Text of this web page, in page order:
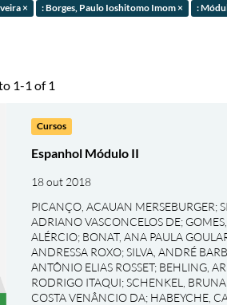
× : Borges, Paulo Ioshitomo Imom × :
1-1 of 1
Cursos
Espanhol Módulo II
18 out 2018
PICANÇO, ACAUAN MERSEBURGER;
ADRIANO VASCONCELOS DE;
ALÉRCIO; BONAT, ANA PAULA
ANDRESSA ROXO;SILVA, ANDRÉ
ANTÔNIO ELIAS ROSSET; BEHLING,
RODRIGO ITAQUI;SCHENKEL,
COSTA VENÂNCIO DA; HABEYCHE,